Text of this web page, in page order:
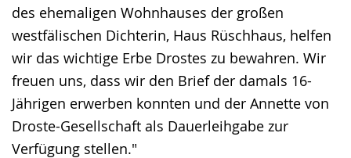
des ehemaligen Wohnhauses der großen
westfälischen Dichterin, Haus Rüschhaus, helfen
wir das wichtige Erbe Drostes zu bewahren. Wir
freuen uns, dass wir den Brief der damals 16-
Jährigen erwerben konnten und der Annette von
Droste-Gesellschaft als Dauerleihgabe zur
Verfügung stellen."